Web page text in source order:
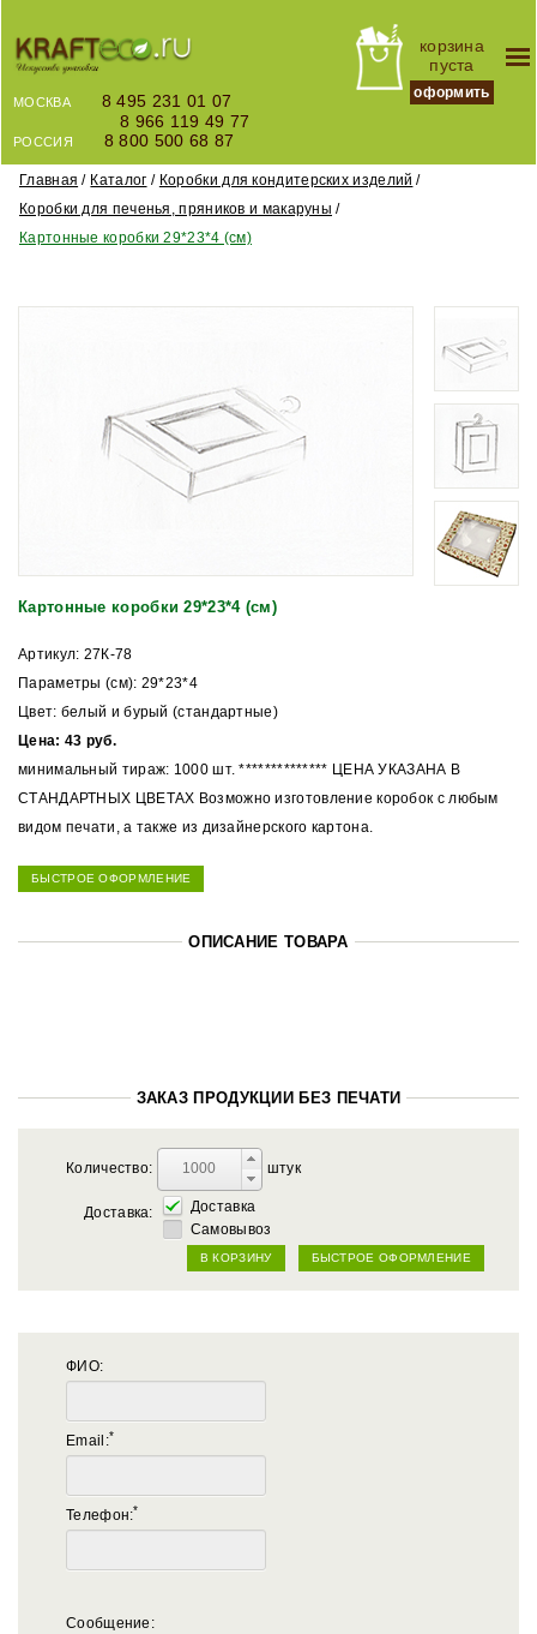
корзина
пуста
оформить
МОСКВА
8 495 231 01 07
8 966 119 49 77
РОССИЯ 8 800 500 68 87
Главная Каталог
Коробки для кондитерских изделий
Коробки для печенья, пряников и макаруны
Картонные коробки 29*23*4 (см)
Картонные коробки 29*23*4 (см)
Артикул: 27К-78
Параметры (см): 29*23*4
Цвет: белый и бурый (стандартные)
Цена: 43 руб.
минимальный тираж: 1000 шт. ************** ЦЕНА УКАЗАНА В
СТАНДАРТНЫХ ЦВЕТАХ Возможно изготовление коробок с любым
видом печати, а также из дизайнерского картона.
БЫСТРОЕ ОФОРМЛЕНИЕ
ОПИСАНИЕ ТОВАРА
ЗАКАЗ ПРОДУКЦИИ БЕЗ ПЕЧАТИ
Количество: штук
Доставка:
Доставка
Самовывоз
В КОРЗИНУ БЫСТРОЕ ОФОРМЛЕНИЕ
ФИО:
Email:*
Телефон:*
Сообщение: